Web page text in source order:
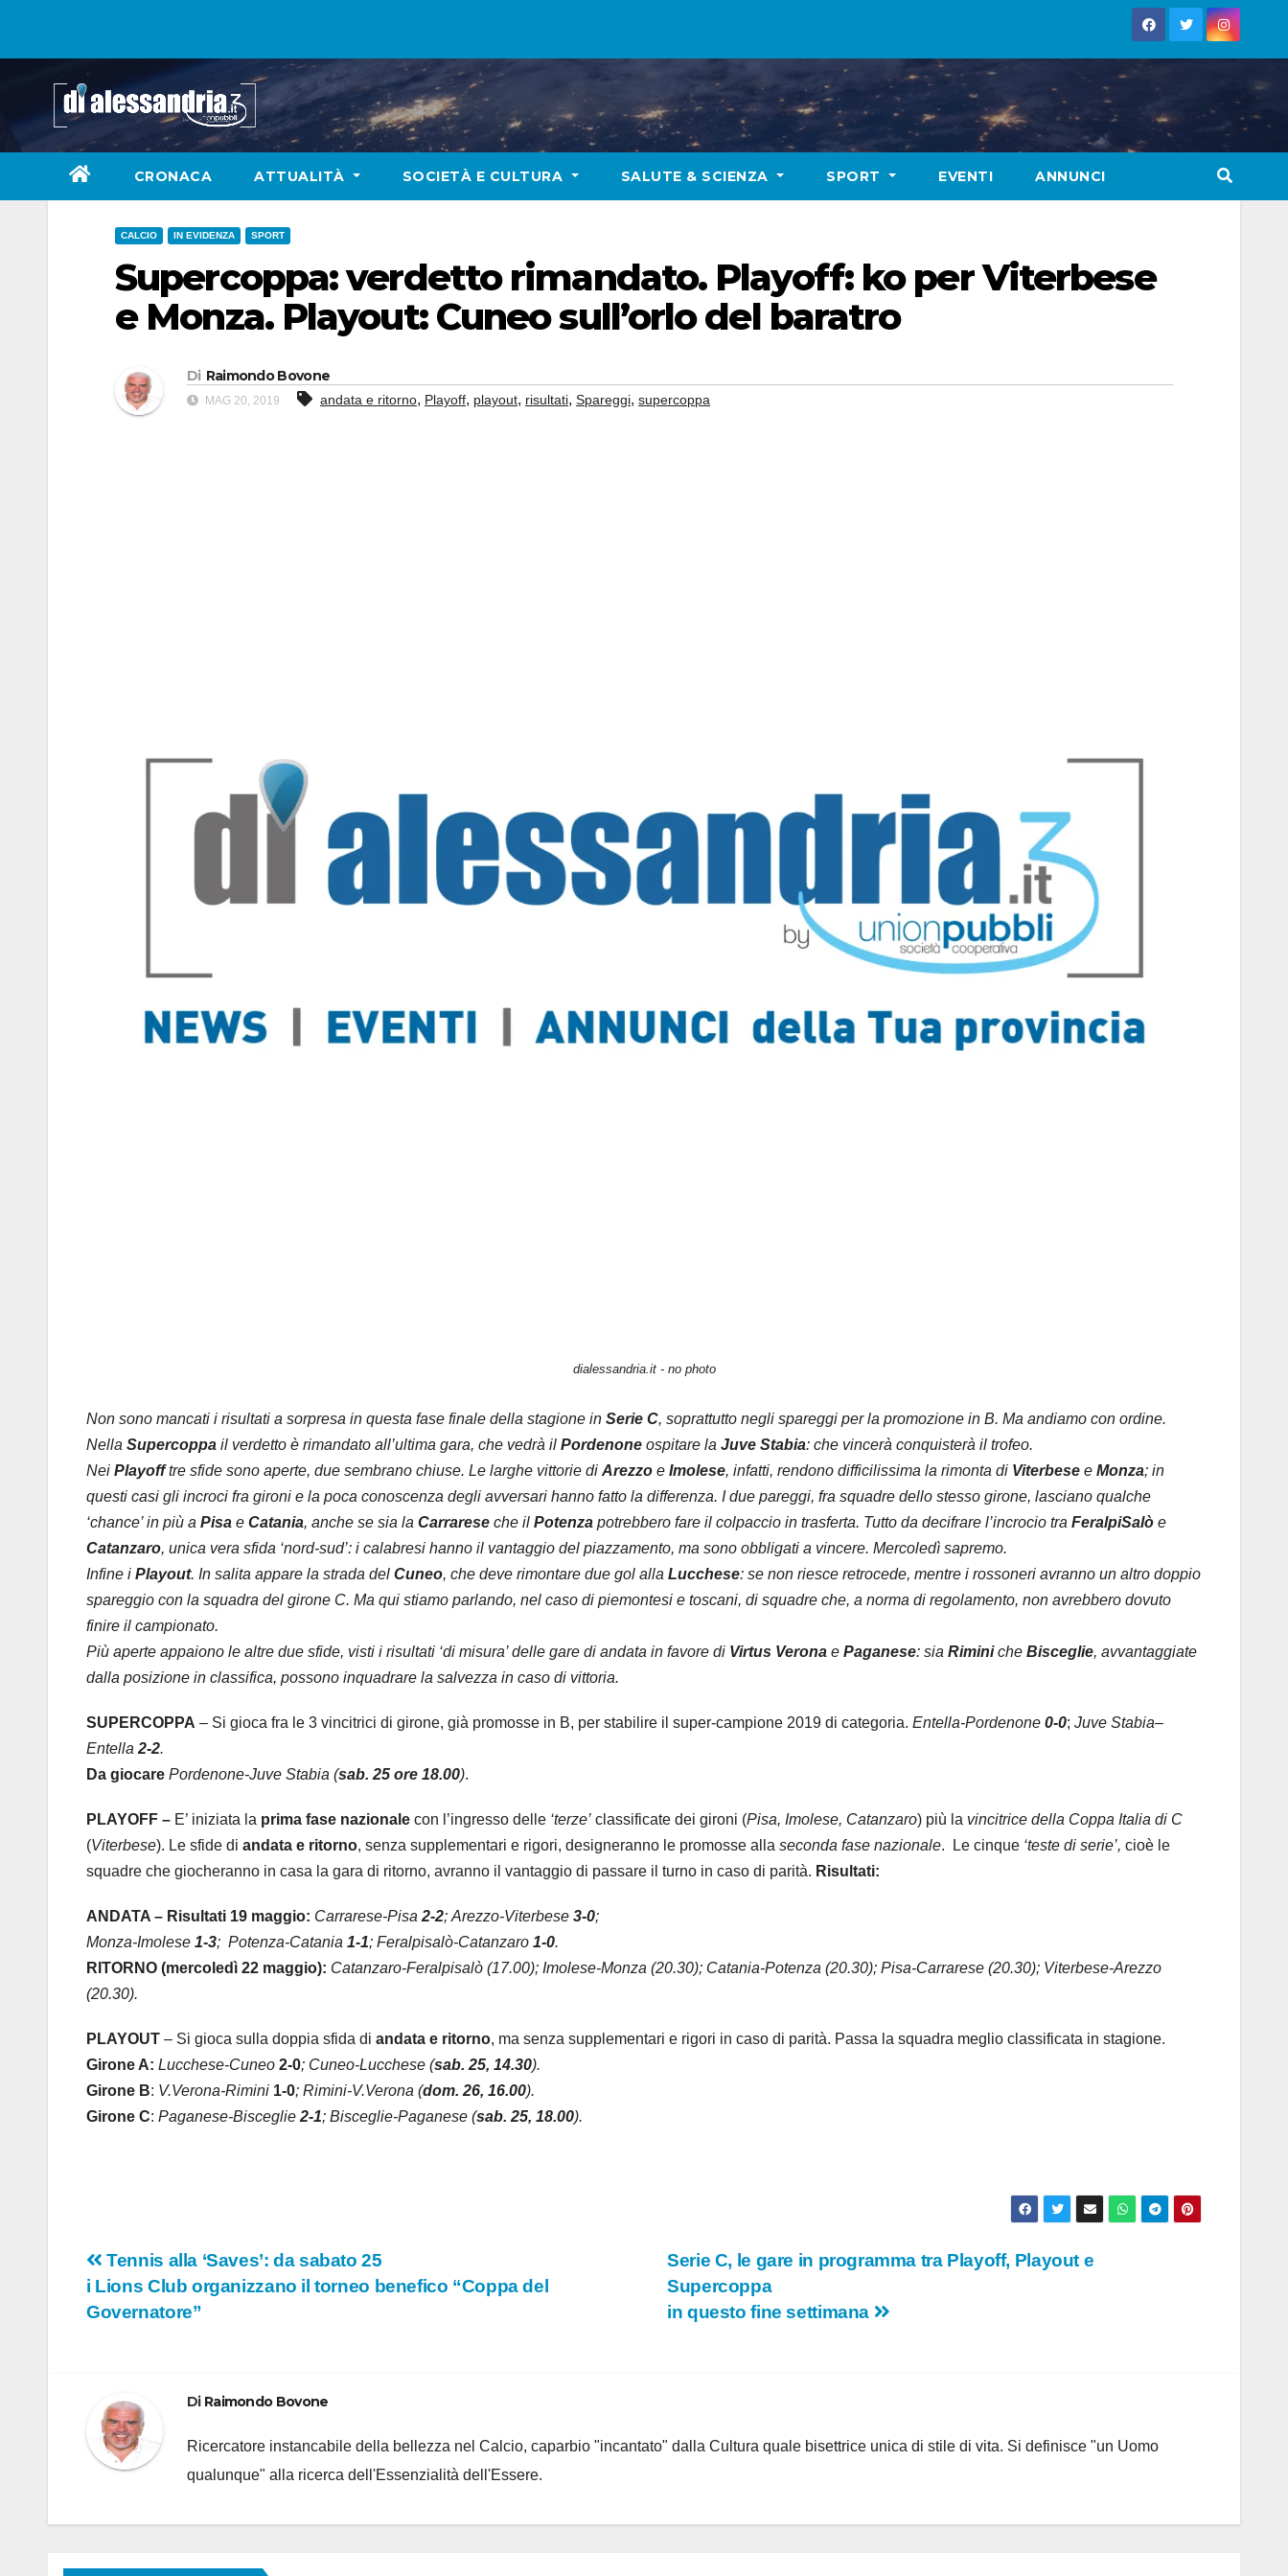
CRONACA ATTUALITÀ SOCIETÀ E CULTURA SALUTE & SCIENZA SPORT EVENTI ANNUNCI
CALCIO IN EVIDENZA SPORT
Supercoppa: verdetto rimandato. Playoff: ko per Viterbese
e Monza. Playout: Cuneo sull’orlo del baratro
Di Raimondo Bovone
MAG 20, 2019 andata e ritorno, Playoff, playout, risultati, Spareggi, supercoppa
dialessandria.it - no photo
Non sono mancati i risultati a sorpresa in questa fase finale della stagione in Serie C, soprattutto negli spareggi per la promozione in B. Ma andiamo con ordine.
Nella Supercoppa il verdetto è rimandato all’ultima gara, che vedrà il Pordenone ospitare la Juve Stabia: che vincerà conquisterà il trofeo.
Nei Playofftre sfide sono aperte, due sembrano chiuse. Le larghe vittorie di Arezzo e Imolese, infatti, rendono difficilissima la rimonta di Viterbese e Monza; in
questi casi gli incroci fra gironi e la poca conoscenza degli avversari hanno fatto la differenza. I due pareggi, fra squadre dello stesso girone, lasciano qualche
‘chance’ in più a Pisa e Catania, anche se sia la Carrarese che il Potenza potrebbero fare il colpaccio in trasferta. Tutto da decifrare l’incrocio tra FeralpiSalò e
Catanzaro, unica vera sfida ‘nord-sud’: i calabresi hanno il vantaggio del piazzamento, ma sono obbligati a vincere. Mercoledì sapremo.
Infine i Playout. In salita appare la strada del Cuneo, che deve rimontare due gol alla Lucchese: se non riesce retrocede, mentre i rossoneri avranno un altro doppio
spareggio con la squadra del girone C. Ma qui stiamo parlando, nel caso di piemontesi e toscani, di squadre che, a norma di regolamento, non avrebbero dovuto
finire il campionato.
Più aperte appaiono le altre due sfide, visti i risultati ‘di misura’ delle gare di andata in favore di Virtus Verona e Paganese: sia Riminiche Bisceglie, avvantaggiate
dalla posizione in classifica, possono inquadrare la salvezza in caso di vittoria.
SUPERCOPPA – Si gioca fra le 3 vincitrici di girone, già promosse in B, per stabilire il super-campione 2019 di categoria. Entella-Pordenone 0-0; Juve Stabia–
Entella 2-2.
Da giocare Pordenone-Juve Stabia (sab. 25 ore 18.00).
PLAYOFF – E’ iniziata la prima fase nazionale con l’ingresso delle ‘terze’ classificate dei gironi (Pisa, Imolese, Catanzaro) più la vincitrice della Coppa Italia di C
(Viterbese). Le sfide di andata e ritorno, senza supplementari e rigori, designeranno le promosse alla seconda fase nazionale. Le cinque ‘teste di serie’, cioè le
squadre che giocheranno in casa la gara di ritorno, avranno il vantaggio di passare il turno in caso di parità. Risultati:
ANDATA – Risultati 19 maggio: Carrarese-Pisa 2-2; Arezzo-Viterbese 3-0;
Monza-Imolese 1-3; Potenza-Catania 1-1; Feralpisalò-Catanzaro 1-0.
RITORNO (mercoledì 22 maggio): Catanzaro-Feralpisalò (17.00); Imolese-Monza (20.30); Catania-Potenza (20.30); Pisa-Carrarese (20.30); Viterbese-Arezzo
(20.30).
PLAYOUT – Si gioca sulla doppia sfida di andata e ritorno, ma senza supplementari e rigori in caso di parità. Passa la squadra meglio classificata in stagione.
Girone A: Lucchese-Cuneo 2-0; Cuneo-Lucchese (sab. 25, 14.30).
Girone B: V.Verona-Rimini 1-0; Rimini-V.Verona (dom. 26, 16.00).
Girone C: Paganese-Bisceglie 2-1; Bisceglie-Paganese (sab. 25, 18.00).
Navigazione
articoli
Serie C, le gare in programma tra Playoff, Playout e
Supercoppa
in questo fine settimana
Tennis alla ‘Saves’: da sabato 25
i Lions Club organizzano il torneo benefico “Coppa del
Governatore”
Di Raimondo Bovone
Ricercatore instancabile della bellezza nel Calcio, caparbio "incantato" dalla Cultura quale bisettrice unica di stile di vita. Si definisce "un Uomo
qualunque" alla ricerca dell'Essenzialità dell'Essere.